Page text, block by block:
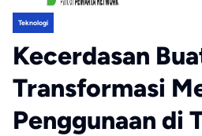
Teknologi
Kecerdasan
Transformasi
Penggunaan di